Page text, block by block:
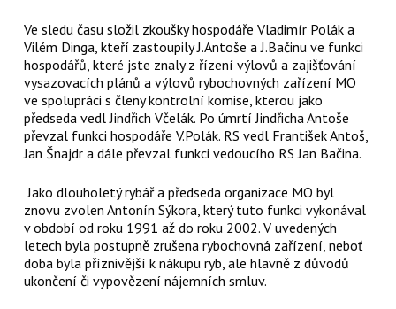
Ve sledu času složil zkoušky hospodáře Vladimír Polák a
Vilém Dinga, kteří zastoupily J.Antoše a J.Bačinu ve funkci
hospodářů, které jste znaly z řízení výlovů a zajišťování
vysazovacích plánů a výlovů rybochovných zařízení MO
ve spolupráci s členy kontrolní komise, kterou jako
předseda vedl Jindřich Včelák. Po úmrtí Jindřicha Antoše
převzal funkci hospodáře V.Polák. RS vedl František Antoš,
Jan Šnajdr a dále převzal funkci vedoucího RS Jan Bačina.
Jako dlouholetý rybář a předseda organizace MO byl
znovu zvolen Antonín Sýkora, který tuto funkci vykonával
v období od roku 1991 až do roku 2002. V uvedených
letech byla postupně zrušena rybochovná zařízení, neboť
doba byla příznivější k nákupu ryb, ale hlavně z důvodů
ukončení či vypovězení nájemních smluv.